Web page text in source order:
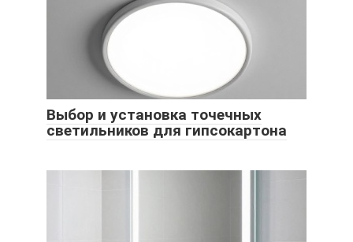
Выбор и установка точечных
светильников для гипсокартона